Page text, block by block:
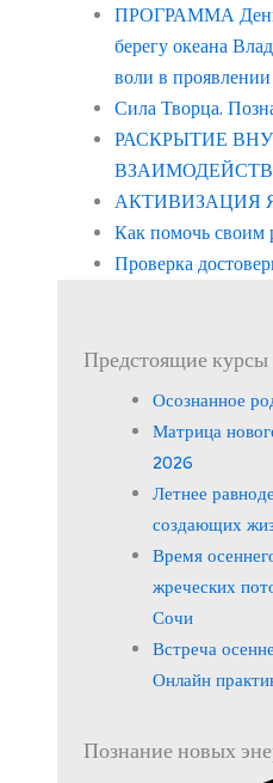
ПРОГРАММА День
берегу океана
воли в
Сила Творца.
РАСКРЫТИЕ
АКТИВИЗАЦИЯ
Как помочь своим
Проверка
Предстоящие курсы
Осознанное
Матрица
2026
Летнее
создающих
Время
жреческих
Сочи
Встреча
Онлайн
Познание новых